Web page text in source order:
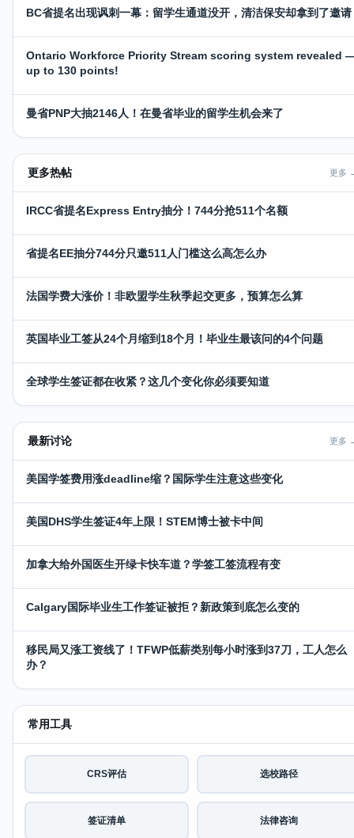
BC省提名出现讽刺一幕：留学生通道没开，清洁保安却拿到了邀请
Ontario Workforce Priority Stream scoring system revealed
up to 130 points!
曼省PNP大抽2146人！在曼省毕业的留学生机会来了
更多热帖 更多
IRCC省提名Express Entry抽分！744分抢511个名额
省提名EE抽分744分只邀511人门槛这么高怎么办
法国学费大涨价！非欧盟学生秋季起交更多，预算怎么算
英国毕业工签从24个月缩到18个月！毕业生最该问的4个问题
全球学生签证都在收紧？这几个变化你必须要知道
最新讨论 更多
美国学签费用涨deadline缩？国际学生注意这些变化
美国DHS学生签证4年上限！STEM博士被卡中间
加拿大给外国医生开绿卡快车道？学签工签流程有变
Calgary国际毕业生工作签证被拒？新政策到底怎么变的
移民局又涨工资线了！TFWP低薪类别每小时涨到37刀，工人怎么
办？
常用工具
CRS评估 选校路径
签证清单 法律咨询